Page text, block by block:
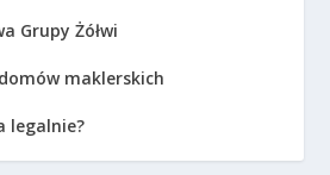
Grupy Żółwi
maklerskich
legalnie?